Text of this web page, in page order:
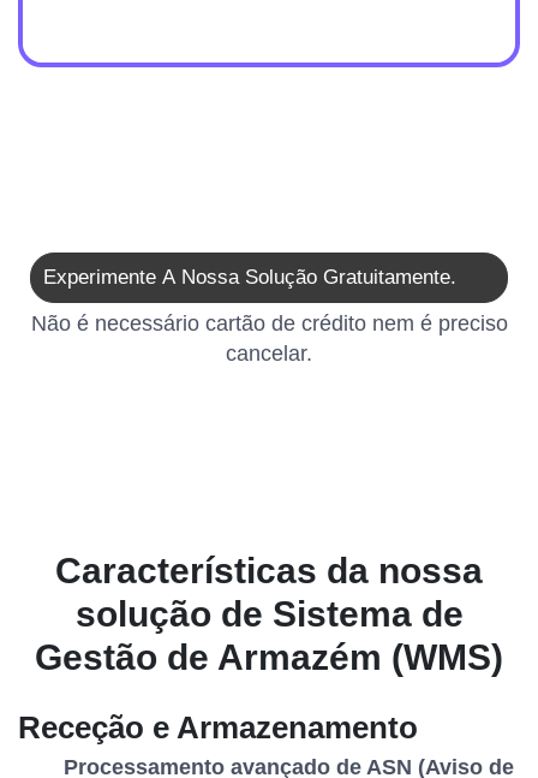
Experimente A Nossa Solução Gratuitamente.
Não é necessário cartão de crédito nem é preciso
cancelar.
Características da nossa
solução de Sistema de
Gestão de Armazém (WMS)
Receção e Armazenamento
Processamento avançado de ASN (Aviso de